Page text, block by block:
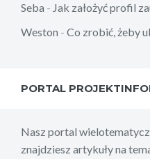
Seba - Jak założyć profil
Weston - Co zrobić, żeby
PORTAL
Nasz portal
znajdziesz artykuły na